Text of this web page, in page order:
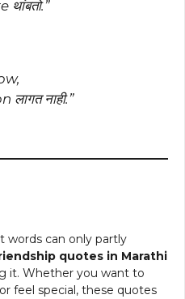
लागत नाही.”
words can only partly
quotes in Marathi
it. Whether you want to
feel special, these quotes